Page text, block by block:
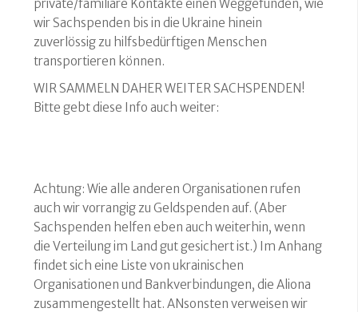
private/familiäre Kontakte einen Weggefunden, wie
wir Sachspenden bis in die Ukraine hinein
zuverlössig zu hilfsbedürftigen Menschen
transportieren können.
WIR SAMMELN DAHER WEITER SACHSPENDEN!
Bitte gebt diese Info auch weiter:
Achtung: Wie alle anderen Organisationen rufen
auch wir vorrangig zu Geldspenden auf. (Aber
Sachspenden helfen eben auch weiterhin, wenn
die Verteilung im Land gut gesichert ist.) Im Anhang
findet sich eine Liste von ukrainischen
Organisationen und Bankverbindungen, die Aliona
zusammengestellt hat. ANsonsten verweisen wir